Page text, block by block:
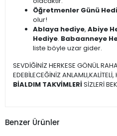
Öğretmenler Günü
olur!
Ablaya hediye, Abiye
Hediye. Babaanneye
liste böyle uzar gider.
SEVDİĞİNİZ HERKESE GÖNÜL
EDEBİLECEĞİNİZ
BİALDIM TAKVİMLERİ SİZLERİ
Benzer Ürünler